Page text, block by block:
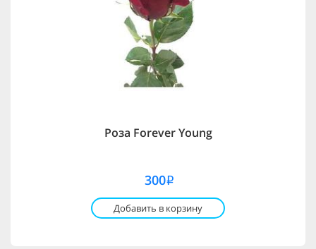
Роза Forever Young
300i
Добавить в корзину